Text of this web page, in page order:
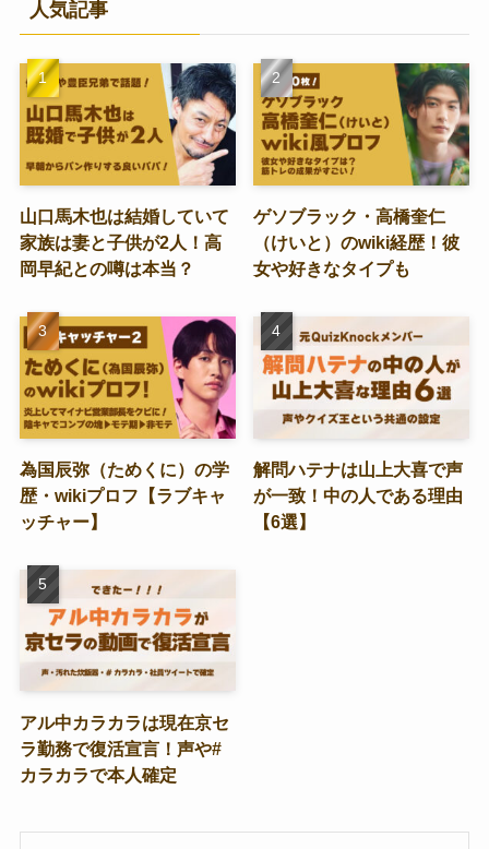
人気記事
山口馬木也は結婚していて
家族は妻と子供が2人！高
岡早紀との噂は本当？
ゲソブラック・高橋奎仁
（けいと）のwiki経歴！彼
女や好きなタイプも
為国辰弥（ためくに）の学
歴・wikiプロフ【ラブキャ
ッチャー】
解問ハテナは山上大喜で声
が一致！中の人である理由
【6選】
アル中カラカラは現在京セ
ラ勤務で復活宣言！声や#
カラカラで本人確定